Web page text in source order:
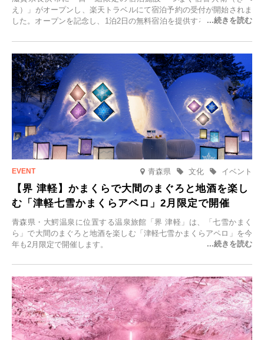
え）」がオープンし、楽天トラベルにて宿泊予約の受付が開始されま
した。オープンを記念し、1泊2日の無料宿泊を提供するキャンペーン
一組限定の宿だからこそ叶う、大切な人との特別な時間を体験いただ
けます。
青森県 イベント
文化
【界 津軽】かまくらで大間のまぐろと地酒を楽し
む「津軽七雪かまくらアペロ」2月限定で開催
青森県・大鰐温泉に位置する温泉旅館「界 津軽」は、「七雪かまく
ら」で大間のまぐろと地酒を楽しむ「津軽七雪かまくらアペロ」を今
年も2月限定で開催します。